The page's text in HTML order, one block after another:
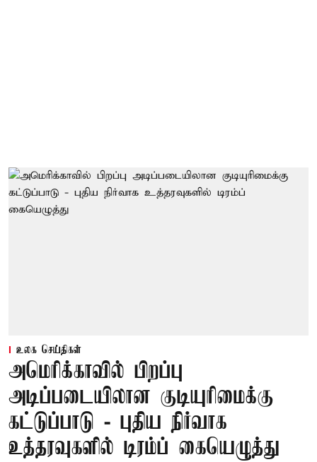
உலக செய்திகள்
அமெரிக்காவில் பிறப்பு
அடிப்படையிலான குடியுரிமைக்கு
கட்டுப்பாடு - புதிய நிர்வாக
உத்தரவுகளில் டிரம்ப் கையெழுத்து